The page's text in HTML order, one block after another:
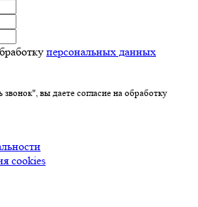
персональных данных
вы даете согласие на обработку
cookies